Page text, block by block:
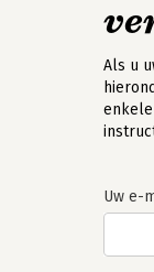
Als u
Uw e-